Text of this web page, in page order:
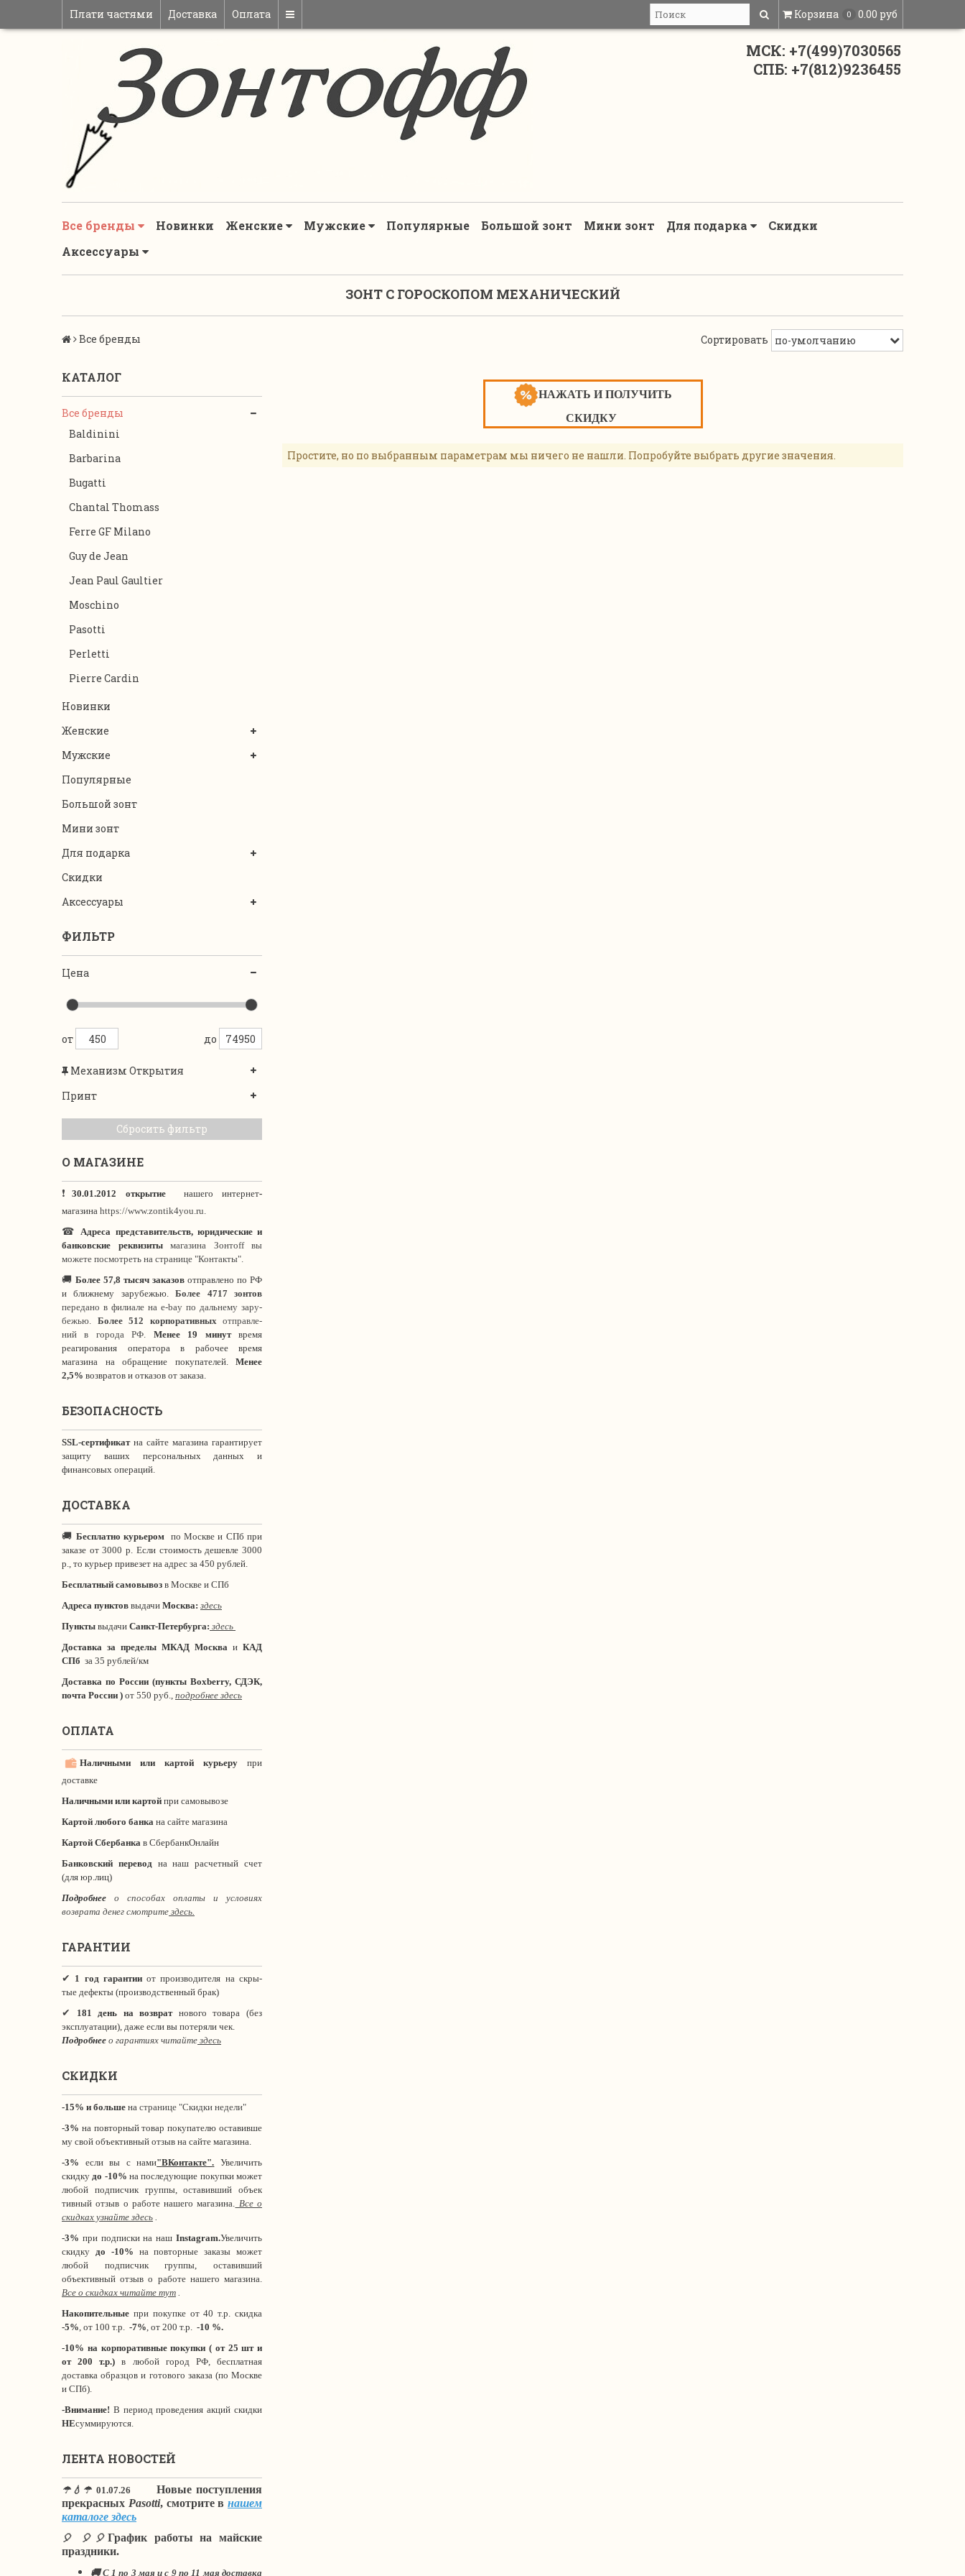
Плати частями Доставка Оплата Корзина 0 0.00 руб
МСК: +7(499)7030565
СПБ: +7(812)9236455
Все бренды Новинки Женские Мужские Популярные Большой зонт Мини зонт Для подарка
Скидки
Аксессуары
ЗОНТ С ГОРОСКОПОМ МЕХАНИЧЕСКИЙ
Все бренды Сортировать
КАТАЛОГ
Все бренды
Baldinini
Barbarina
Bugatti
Chantal Thomass
Ferre GF Milano
Guy de Jean
Jean Paul Gaultier
Moschino
Pasotti
Perletti
Pierre Cardin
Новинки
Женские
Мужские
Популярные
Большой зонт
Мини зонт
Для подарка
Скидки
Аксессуары
ФИЛЬТР
Цена
от до
Механизм Открытия
Принт
Сбросить фильтр
О МАГАЗИНЕ
❗30.01.2012 открытие нашего интернет-
магазина https://www.zontik4you.ru.
☎Адреса представительств, юридические и
банковские реквизиты
магазина Зонтoff вы
можете посмотреть на странице "Контакты".
🚚 Более 57,8 тысяч заказов отправлено по РФ
и ближнему зарубежью.Более 4717 зонтов
передано в филиале на e-bay по дальнему зару-
бежью. Более 512 корпоративныхотправле-
ний в города РФ. Менее 19 минутвремя
реагирования оператора в рабочее время
магазина на обращение покупателей. Менее
2,5% возвратов и отказов от заказа.
БЕЗОПАСНОСТЬ
SSL-сертификатна сайте магазина гарантирует
защиту ваших персональных данных и
финансовых операций.
ДОСТАВКА
🚚 Бесплатно курьером по Москве и СПб при
заказе от 3000 р. Если стоимость дешевле 3000
р., то курьер привезет на адрес за 450 рублей.
Бесплатный самовывоз в Москве и СПб
Адреса пунктов выдачи Москва: здесь
Пункты выдачи Санкт-Петербурга: здесь
Доставка за пределы МКАД Москва и КАД
СПб за 35 рублей/км
Доставка по России (пункты Boxberry, СДЭК,
почта России ) от 550 руб., подробнее здесь
ОПЛАТА
Наличными или картой курьеру при
доставке
Наличными или картой при самовывозе
Картой любого банка на сайте магазина
Картой Сбербанка в СбербанкОнлайн
Банковский перевод на наш расчетный счет
(для юр.лиц)
Подробнее о способах оплаты и условиях
возврата денег смотрите здесь.
ГАРАНТИИ
✔ 1 год гарантииот производителя на скры-
тые дефекты (производственный брак)
✔ 181 день на возвратнового товара (без
эксплуатации), даже если вы потеряли чек.
Подробнее о гарантиях читайте здесь
СКИДКИ
-15% и больше на странице "Скидки недели"
-3% на повторный товар покупателю оставивше
му свой объективный отзыв на сайте магазина.
-3% если вы с нами"ВКонтакте".
Увеличить
скидкудо -10% на последующие покупки может
любой подписчик группы, оставивший объек
тивный отзыв о работе нашего магазина. Все о
скидках узнайте здесь .
-3% при подписки на наш Instagram.Увеличить
скидку до -10% на повторные заказы может
любой подписчик группы, оставивший
объективный отзыв о работе нашего магазина.
Все о скидках читайте тут .
Накопительные при покупке от 40 т.р. скидка
-5%, от 100 т.р. -7%, от 200 т.р. -10 %.
-10% на корпоративные покупки ( от 25 шт и
от 200 т.р.) в любой город РФ, бесплатная
доставка образцов и готового заказа (по Москве
и СПб).
-Внимание! В период проведения акций скидки
НЕсуммируются.
ЛЕНТА НОВОСТЕЙ
☂💧☂01.07.26
Новые поступления
прекрасных Pasotti, смотрите в нашем
каталоге здесь
🎈 🎈🎈График работы на майские
праздники.
🚚 С 1 по 3 мая и с 9 по 11 мая доставка
НАЖАТЬ И ПОЛУЧИТЬ
СКИДКУ
Простите, но по выбранным параметрам мы ничего не нашли. Попробуйте выбрать другие значения.